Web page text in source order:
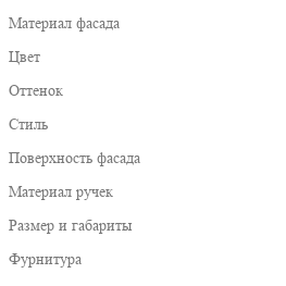
Материал фасада
Цвет
Оттенок
Стиль
Поверхность фасада
Материал ручек
Размер и габариты
Фурнитура